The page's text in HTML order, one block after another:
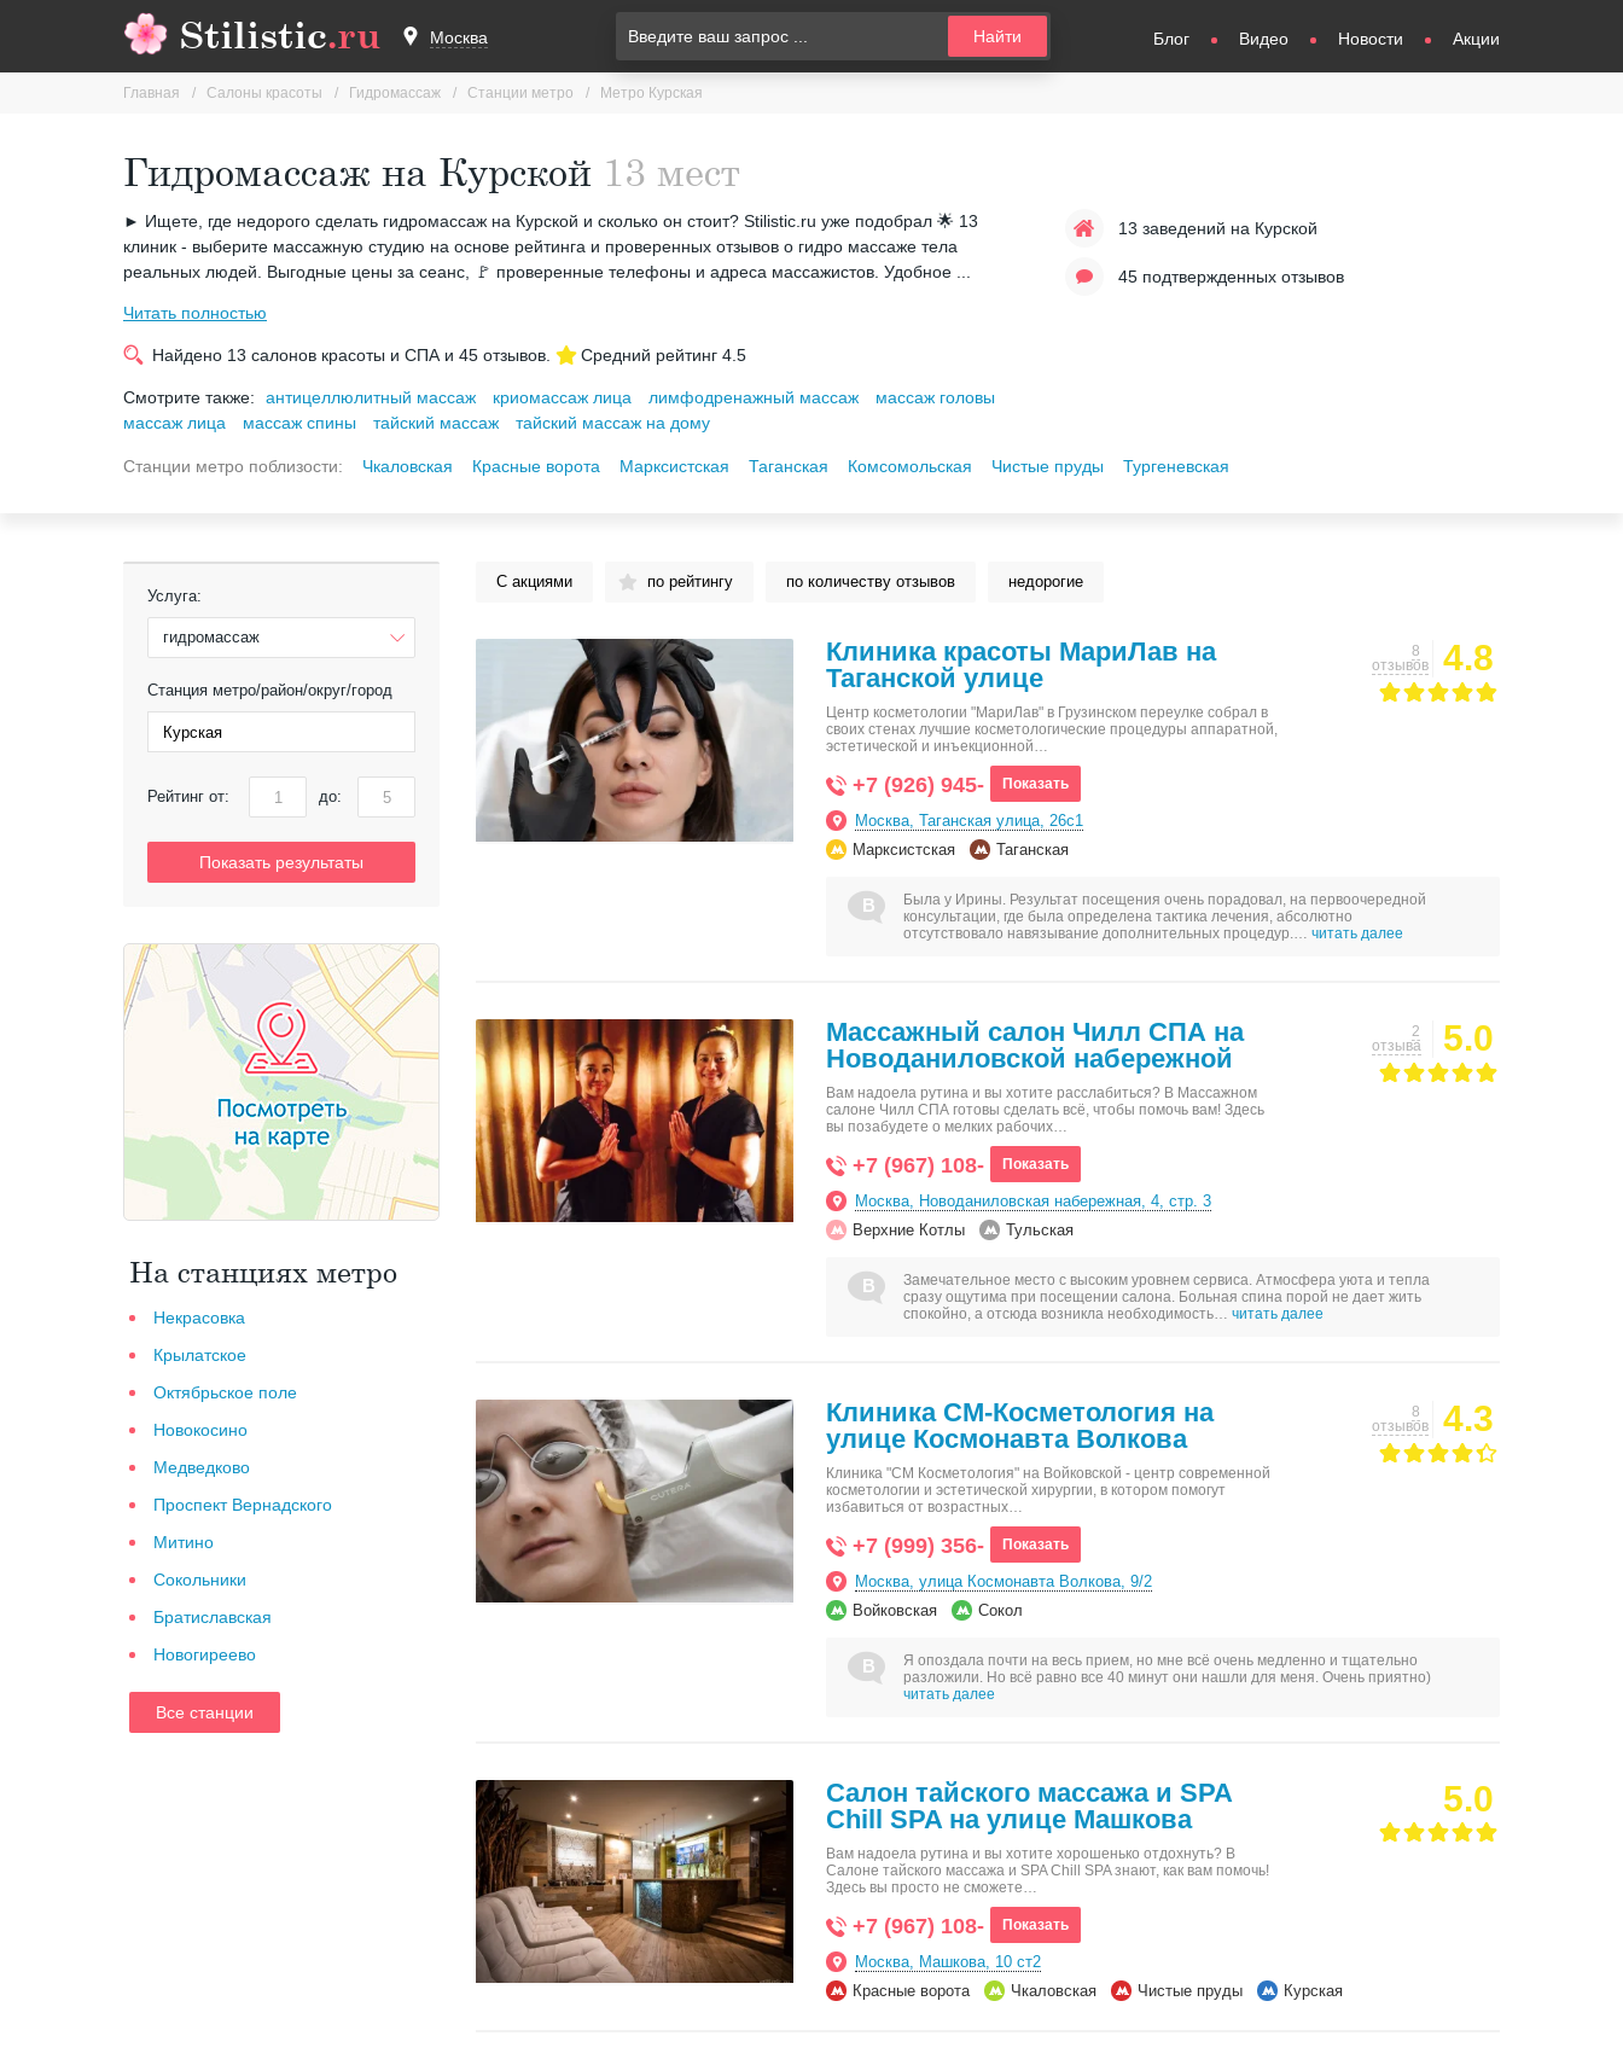
Stilistic.ru Москва Найти Блог Видео Новости Акции
Главная Салоны красоты Гидромассаж Станции метро Метро Курская
Гидромассаж на Курской 13 мест
► Ищете, где недорого сделать гидромассаж на Курской и сколько он стоит? Stilistic.ru уже подобрал 🌟 13
клиник - выберите массажную студию на основе рейтинга и проверенных отзывов о гидро массаже тела
реальных людей. Выгодные цены за сеанс, 🚩 проверенные телефоны и адреса массажистов. Удобное ...
Читать полностью
Найдено 13 салонов красоты и СПА и 45 отзывов. Средний рейтинг 4.5
Смотрите также: антицеллюлитный массаж криомассаж лица лимфодренажный массаж
массаж головы
массаж лица
массаж спины тайский массаж тайский массаж на дому
13 заведений на Курской
45 подтвержденных отзывов
Станции метро поблизости: Чкаловская Красные ворота Марксистская Таганская Комсомольская Чистые пруды Тургеневская
Услуга:
гидромассаж
Станция метро/район/округ/город
Рейтинг от: до:
Показать результаты
На станциях метро
Некрасовка
Крылатское
Октябрьское поле
Новокосино
Медведково
Проспект Вернадского
Митино
Сокольники
Братиславская
Новогиреево
Все станции
С акциями по рейтингу по количеству отзывов недорогие
Клиника красоты МариЛав на
Таганской улице
Центр косметологии "МариЛав" в Грузинском переулке собрал в
своих стенах лучшие косметологические процедуры аппаратной,
эстетической и инъекционной…
8
отзывов
4.8
+7 (926) 945- Показать
Москва, Таганская улица, 26с1
Марксистская
Таганская
Была у Ирины. Результат посещения очень порадовал, на первоочередной
консультации, где была определена тактика лечения, абсолютно
отсутствовало навязывание дополнительных процедур.… читать далее
Массажный салон Чилл СПА на
Новоданиловской набережной
Вам надоела рутина и вы хотите расслабиться? В Массажном
салоне Чилл СПА готовы сделать всё, чтобы помочь вам! Здесь
вы позабудете о мелких рабочих…
2
отзыва
5.0
+7 (967) 108- Показать
Москва, Новоданиловская набережная, 4, стр. 3
Верхние Котлы
Тульская
Замечательное место с высоким уровнем сервиса. Атмосфера уюта и тепла
сразу ощутима при посещении салона. Больная спина порой не дает жить
спокойно, а отсюда возникла необходимость… читать далее
Клиника СМ-Косметология на
улице Космонавта Волкова
Клиника "СМ Косметология" на Войковской - центр современной
косметологии и эстетической хирургии, в котором помогут
избавиться от возрастных…
8
отзывов
4.3
+7 (999) 356- Показать
Москва, улица Космонавта Волкова, 9/2
Войковская
Сокол
Я опоздала почти на весь прием, но мне всё очень медленно и тщательно
разложили. Но всё равно все 40 минут они нашли для меня. Очень приятно)
читать далее
Салон тайского массажа и SPA
Chill SPA на улице Машкова
Вам надоела рутина и вы хотите хорошенько отдохнуть? В
Салоне тайского массажа и SPA Chill SPA знают, как вам помочь!
Здесь вы просто не сможете…
5.0
+7 (967) 108- Показать
Москва, Машкова, 10 ст2
Красные ворота
Чкаловская Чистые пруды Курская